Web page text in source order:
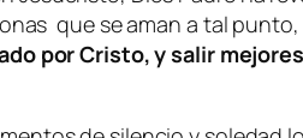
que se aman a tal
por Cristo, y salir